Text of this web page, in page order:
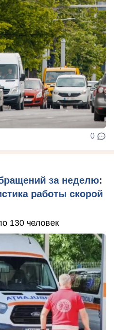
0
за неделю:
работы скорой
130 человек